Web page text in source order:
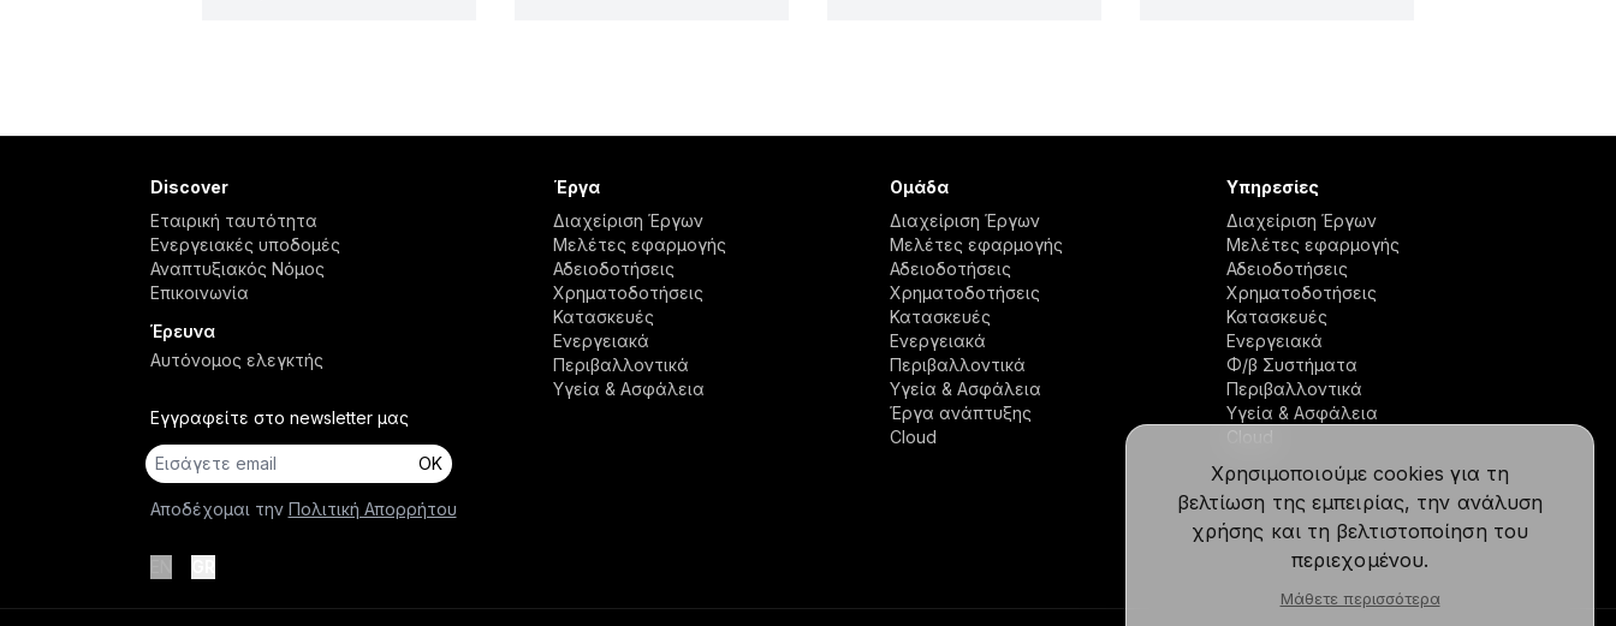
Χρησιμοποιούμε cookies για τη
βελτίωση της εμπειρίας, την ανάλυση
χρήσης και τη βελτιστοποίηση του
περιεχομένου.
Μάθετε περισσότερα
Discover
Εταιρική ταυτότητα
Ενεργειακές υποδομές
Αναπτυξιακός Νόμος
Επικοινωνία
Έρευνα
Αυτόνομος ελεγκτής
Εγγραφείτε στο newsletter μας
OK
Αποδέχομαι την Πολιτική Απορρήτου
Έργα
Διαχείριση Έργων
Μελέτες εφαρμογής
Αδειοδοτήσεις
Χρηματοδοτήσεις
Κατασκευές
Ενεργειακά
Περιβαλλοντικά
Υγεία & Ασφάλεια
Ομάδα
Διαχείριση Έργων
Μελέτες εφαρμογής
Αδειοδοτήσεις
Χρηματοδοτήσεις
Κατασκευές
Ενεργειακά
Περιβαλλοντικά
Υγεία & Ασφάλεια
Έργα ανάπτυξης
Cloud
Υπηρεσίες
Διαχείριση Έργων
Μελέτες εφαρμογής
Αδειοδοτήσεις
Χρηματοδοτήσεις
Κατασκευές
Ενεργειακά
Φ/β Συστήματα
Περιβαλλοντικά
Υγεία & Ασφάλεια
Cloud